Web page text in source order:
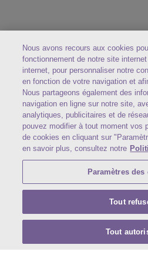
Qui
Manger bouger
Service client
Nous avons recours aux cookies
fonctionnement de notre site
internet, pour personnaliser notre
en fonction de votre navigation et
Nous partageons également des
navigation en ligne sur notre site,
analytiques, publicitaires et de
pouvez modifier à tout moment vos
de cookies en cliquant sur
en savoir plus, consultez notre
Paramètres des
Tout
Tout